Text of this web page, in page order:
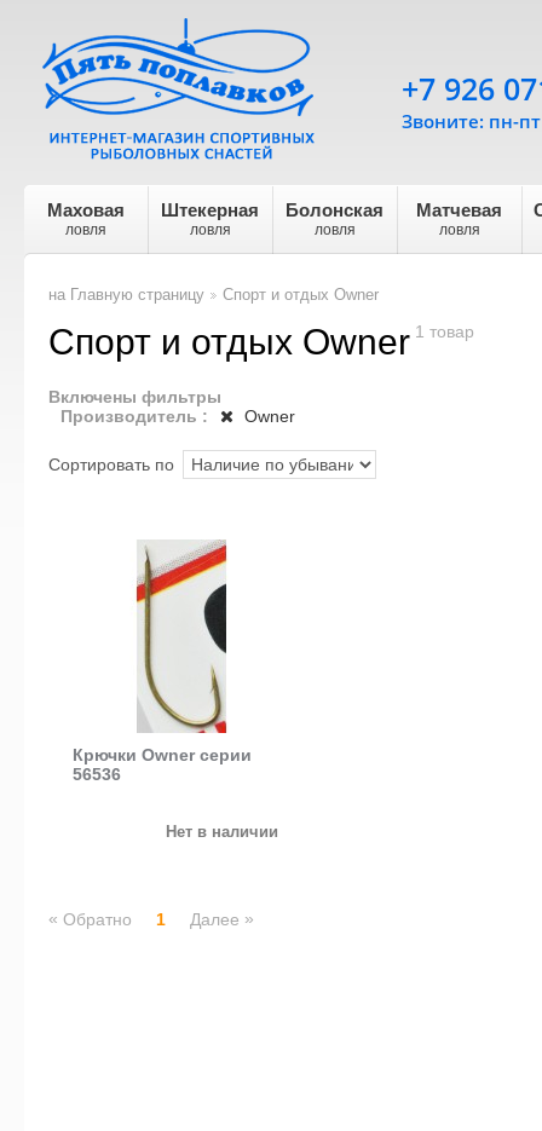
Маховая
ловля
Штекерная
ловля
Болонская
ловля
Матчевая
ловля
+7 926
Звоните: пн-
на Главную страницу
Спорт и отдых Owner
Спорт и отдых Owner 1 товар
Включены фильтры
Производитель :
Owner
Сортировать по
Крючки Owner серии
56536
Нет в наличии
« Обратно 1 Далее »